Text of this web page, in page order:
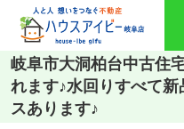
岐阜市大洞柏台中古住
れます♪水回りすべて
スあります♪